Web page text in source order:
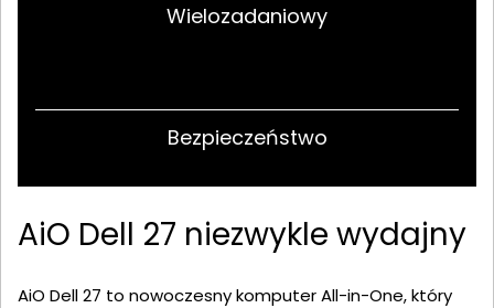
Wielozadaniowy
Bezpieczeństwo
AiO Dell 27 niezwykle wydajny
AiO Dell 27 to nowoczesny komputer All-in-One, który